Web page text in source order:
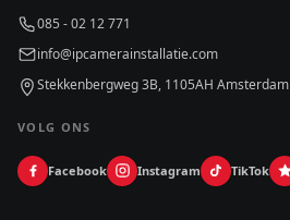
085 - 02 12 771
info@ipcamerainstallatie.com
Stekkenbergweg 3B, 1105AH Amsterdam
VOLG ONS
Facebook Instagram TikTok